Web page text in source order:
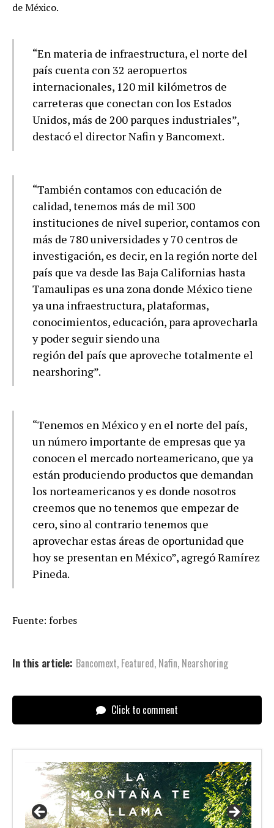
de México.
“En materia de infraestructura, el norte del
país cuenta con 32 aeropuertos
internacionales, 120 mil kilómetros de
carreteras que conectan con los Estados
Unidos, más de 200 parques industriales”,
destacó el director Nafin y Bancomext.
“También contamos con educación de
calidad, tenemos más de mil 300
instituciones de nivel superior, contamos con
más de 780 universidades y 70 centros de
investigación, es decir, en la región norte del
país que va desde las Baja Californias hasta
Tamaulipas es una zona donde México tiene
ya una infraestructura, plataformas,
conocimientos, educación, para aprovecharla
y poder seguir siendo una
región del país que aproveche totalmente el
nearshoring”.
“Tenemos en México y en el norte del país,
un número importante de empresas que ya
conocen el mercado norteamericano, que ya
están produciendo productos que demandan
los norteamericanos y es donde nosotros
creemos que no tenemos que empezar de
cero, sino al contrario tenemos que
aprovechar estas áreas de oportunidad que
hoy se presentan en México”, agregó Ramírez
Pineda.
Fuente: forbes
In this article: Bancomext, Featured, Nafin, Nearshoring
Click to comment